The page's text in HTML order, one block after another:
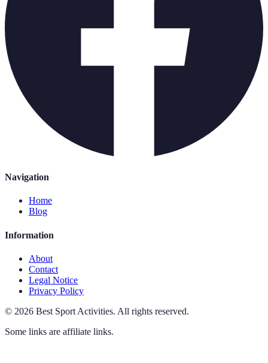
Navigation
Home
Blog
Information
About
Contact
Legal Notice
Privacy Policy
© 2026 Best Sport Activities. All rights reserved.
Some links are affiliate links.